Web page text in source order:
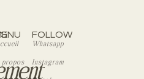
FOLLOW
Whatsapp
Instagram